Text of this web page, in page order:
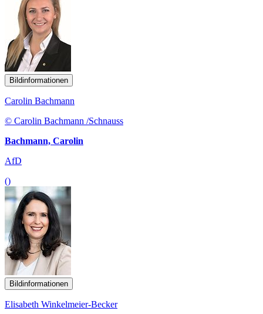
Bildinformationen
Carolin Bachmann
© Carolin Bachmann /Schnauss
Bachmann, Carolin
AfD
()
Bildinformationen
Elisabeth Winkelmeier-Becker